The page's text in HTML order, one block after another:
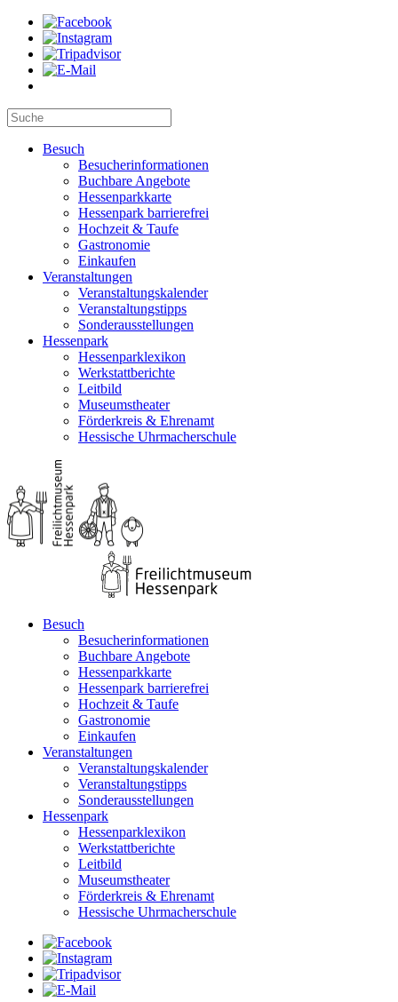
Besuch
Besucherinformationen
Buchbare Angebote
Hessenparkkarte
Hessenpark barrierefrei
Hochzeit & Taufe
Gastronomie
Einkaufen
Veranstaltungen
Veranstaltungskalender
Veranstaltungstipps
Sonderausstellungen
Hessenpark
Hessenparklexikon
Werkstattberichte
Leitbild
Museumstheater
Förderkreis & Ehrenamt
Hessische Uhrmacherschule
Besuch
Besucherinformationen
Buchbare Angebote
Hessenparkkarte
Hessenpark barrierefrei
Hochzeit & Taufe
Gastronomie
Einkaufen
Veranstaltungen
Veranstaltungskalender
Veranstaltungstipps
Sonderausstellungen
Hessenpark
Hessenparklexikon
Werkstattberichte
Leitbild
Museumstheater
Förderkreis & Ehrenamt
Hessische Uhrmacherschule